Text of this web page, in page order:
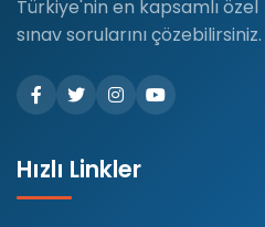
Türkiye'nin en kapsamlı
sınav sorularını çözebilirsiniz.
Hızlı Linkler